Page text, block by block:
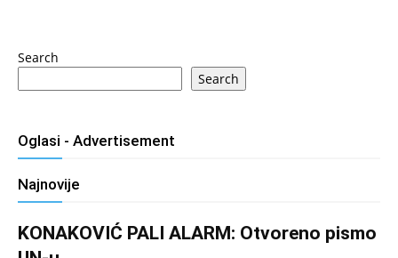
Search
Search
Oglasi - Advertisement
Najnovije
KONAKOVIĆ PALI ALARM: Otvoreno pismo